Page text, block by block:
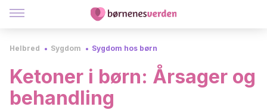
Helbred Sygdom Sygdom hos børn
Ketoner i børn: Årsager og
behandling